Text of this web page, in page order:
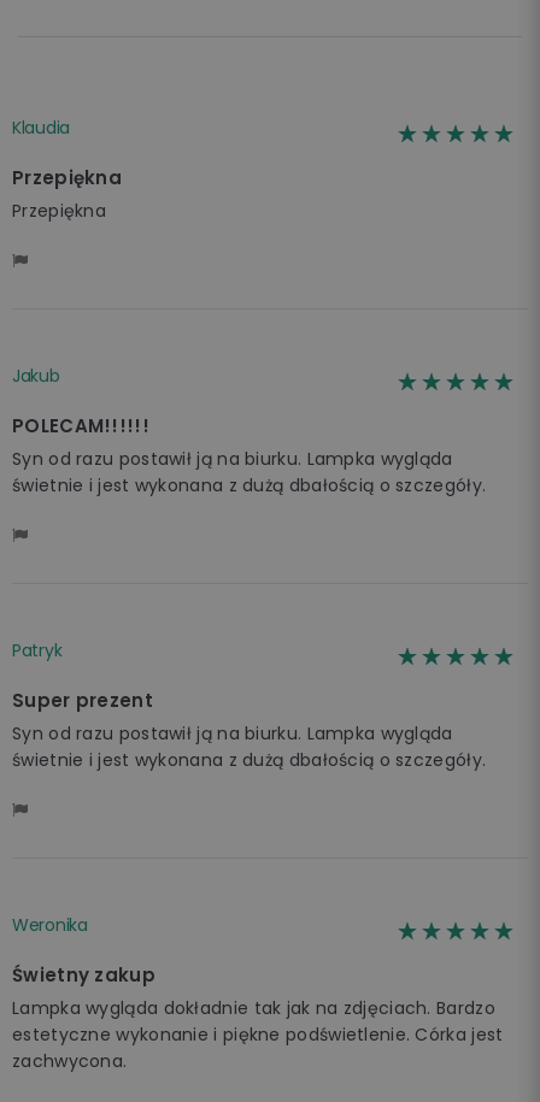
Klaudia ☆☆☆☆☆
★★★★★
Przepiękna
Przepiękna
Jakub ☆☆☆☆☆
★★★★★
POLECAM!!!!!!
Syn od razu postawił ją na biurku. Lampka wygląda
świetnie i jest wykonana z dużą dbałością o szczegóły.
Patryk ☆☆☆☆☆
★★★★★
Super prezent
Syn od razu postawił ją na biurku. Lampka wygląda
świetnie i jest wykonana z dużą dbałością o szczegóły.
Weronika ☆☆☆☆☆
★★★★★
Świetny zakup
Lampka wygląda dokładnie tak jak na zdjęciach. Bardzo
estetyczne wykonanie i piękne podświetlenie. Córka jest
zachwycona.